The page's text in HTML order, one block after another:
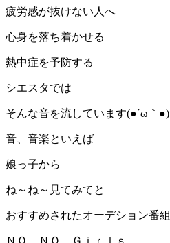
疲労感が抜けない人へ
心身を落ち着かせる
熱中症を予防する
シエスタでは
そんな音を流しています(●´ω｀●)
音、音楽といえば
娘っ子から
ね～ね～見てみてと
おすすめされたオーデション番組
ＮＯ ＮＯ Ｇｉｒｌｓ